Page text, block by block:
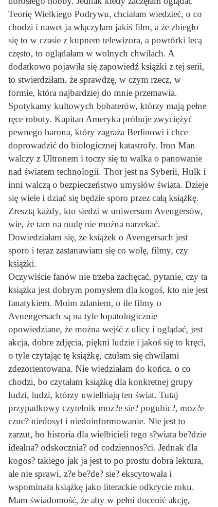
Teorię Wielkiego Podrywu, chciałam wiedzieć, o co
chodzi i nawet ja włączyłam jakiś film, a że zbiegło
się to w czasie z kupnem telewizora, a powtórki lecą
często, to oglądałam w wolnych chwilach. A
dodatkowo pojawiła się zapowiedź książki z tej serii,
to stwierdziłam, że sprawdzę, w czym rzecz, w
formie, która najbardziej do mnie przemawia.
Spotykamy kultowych bohaterów, którzy mają pełne
ręce roboty. Kapitan Ameryka próbuje zwyciężyć
pewnego barona, który zagraża Berlinowi i chce
doprowadzić do biologicznej katastrofy. Iron Man
walczy z Ultronem i toczy się tu walka o panowanie
nad światem technologii. Thor jest na Syberii, Hulk i
inni walczą o bezpieczeństwo umysłów świata. Dzieje
się wiele i dziać się będzie sporo przez całą książkę.
Zresztą każdy, kto siedzi w uniwersum Avengersów,
wie, że tam na nudę nie można narzekać.
Dowiedziałam się, że książek o Avengersach jest
sporo i teraz zastanawiam się co wolę, filmy, czy
książki.
Oczywiście fanów nie trzeba zachęcać, pytanie, czy ta
książka jest dobrym pomysłem dla kogoś, kto nie jest
fanatykiem. Moim zdaniem, o ile filmy o
Avnengersach są na tyle łopatologicznie
opowiedziane, że można wejść z ulicy i oglądać, jest
akcja, dobre zdjęcia, piękni ludzie i jakoś się to kręci,
o tyle czytając tę książkę, czułam się chwilami
zdezorientowana. Nie wiedziałam do końca, o co
chodzi, bo czytałam książkę dla konkretnej grupy
ludzi, ludzi, którzy uwielbiają ten świat. Tutaj
przypadkowy czytelnik moz?e sie? pogubic?, moz?e
czuc? niedosyt i niedoinformowanie. Nie jest to
zarzut, bo historia dla wielbicieli tego s?wiata be?dzie
idealna? odskocznia? od codziennos?ci. Jednak dla
kogos? takiego jak ja jest to po prostu dobra lektura,
ale nie sprawi, z?e be?de? sie? ekscytowała i
wspominała książkę jako literackie odkrycie roku.
Mam świadomość, że aby w pełni docenić akcję,